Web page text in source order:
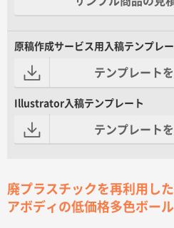
原稿作成サービス用入稿テンプレ
テンプレート
Illustrator入稿テンプレート
テンプレート
廃プラスチックを再利用し
アボディの低価格多色ボール